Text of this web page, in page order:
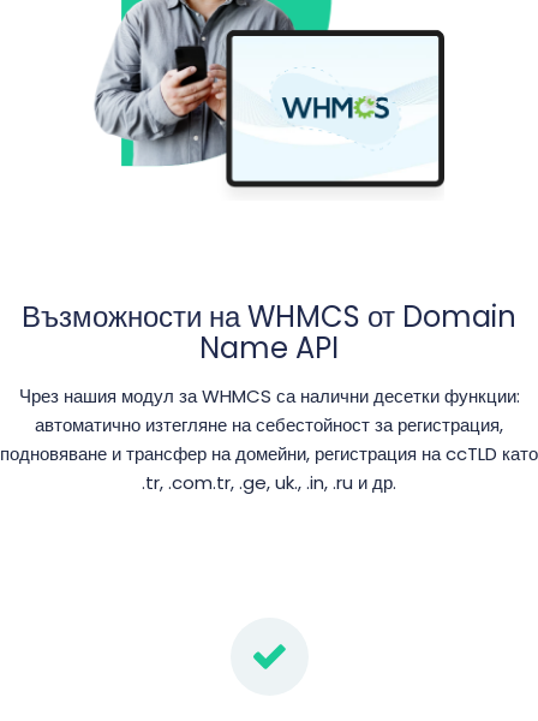
Възможности на WHMCS от Domain
Name API
Чрез нашия модул за WHMCS са налични десетки функции:
автоматично изтегляне на себестойност за регистрация,
подновяване и трансфер на домейни, регистрация на ccTLD като
.tr, .com.tr, .ge, uk., .in, .ru и др.